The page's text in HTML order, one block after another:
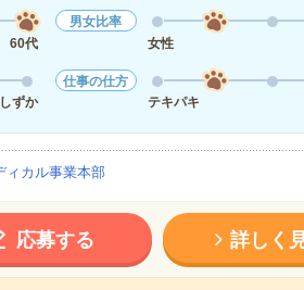
60代
男女比率
女性
しずか
仕事の仕方
テキパキ
カル事業本部
応募する 詳しく